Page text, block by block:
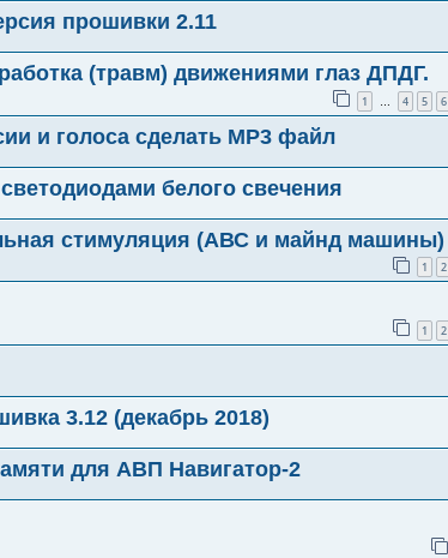
прошивки 2.11
(травм) движениями глаз ДПДГ.
1 … 4 5 6
и голоса сделать МР3 файл
белого свечения
стимуляция (АВС и майнд машины)
1 2
1 2
3.12 (декабрь 2018)
для АВП Навигатор-2